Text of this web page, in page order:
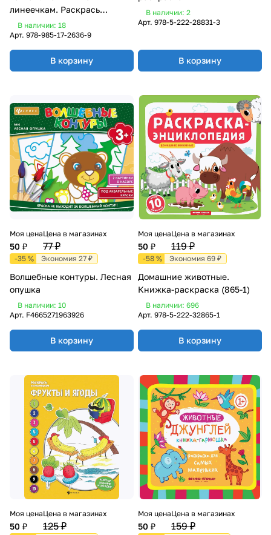
линеечкам. Раскрась
рисунки (0+)
В наличии: 18
Арт. 978-985-17-2636-9
В корзину
В наличии: 2
Арт. 978-5-222-28831-3
В корзину
Моя цена
50 ₽
Цена в магазинах
77 ₽
-35 % Экономия 27 ₽
Волшебные контуры. Лесная
опушка
В наличии: 10
Арт. F4665271963926
В корзину
Моя цена
50 ₽
Цена в магазинах
119 ₽
-58 % Экономия 69 ₽
Домашние животные.
Книжка-раскраска (865-1)
В наличии: 696
Арт. 978-5-222-32865-1
В корзину
Моя цена
50 ₽
Цена в магазинах
125 ₽
Моя цена
50 ₽
Цена в магазинах
159 ₽